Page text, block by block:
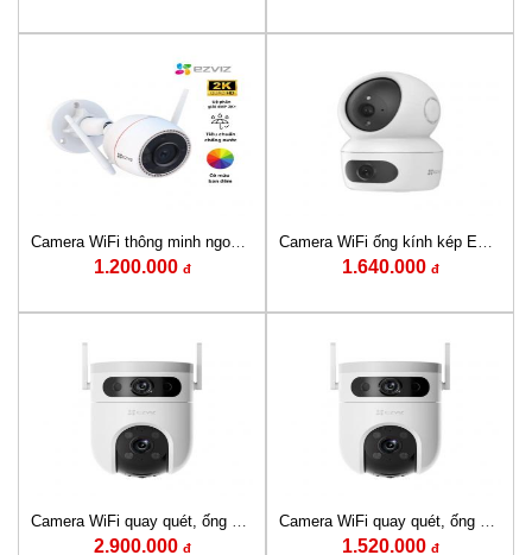
Camera WiFi thông minh ngoài trời 3MP EZVIZ H3C 2K (CS-H3c-R100-1K3WKFL)
1.200.000 đ
Camera WiFi ống kính kép EZVIZ H7C (4MP+4MP)
1.640.000 đ
Camera WiFi quay quét, ống kính kép EZVIZ H9c (5MP+5MP)
2.900.000 đ
Camera WiFi quay quét, ống kính kép EZVIZ H9c (3MP+3MP)
1.520.000 đ